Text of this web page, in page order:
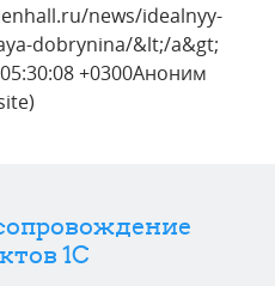
news/idealnyy-
dobrynina/&lt;/a&gt;
+0300Аноним
1C